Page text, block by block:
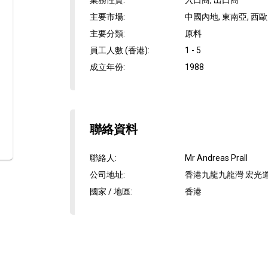
主要市場:
中國內地, 東南亞, 西歐
主要分類:
原料
員工人數 (香港):
1 - 5
成立年份: 1988
聯絡資料
聯絡人:
Mr Andreas Prall
公司地址:
香港九龍九龍灣 宏光
國家 / 地區: 香港